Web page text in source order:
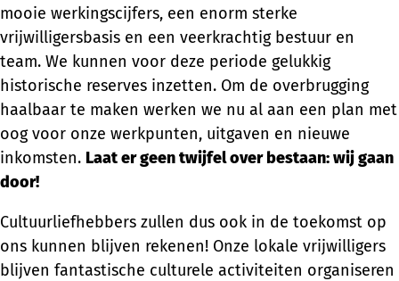
mooie werkingscijfers, een enorm sterke
vrijwilligersbasis en een veerkrachtig bestuur en
team. We kunnen voor deze periode gelukkig
historische reserves inzetten. Om de overbrugging
haalbaar te maken werken we nu al aan een plan met
oog voor onze werkpunten, uitgaven en nieuwe
inkomsten. Laat er geen twijfel over bestaan: wij gaan
door!
Cultuurliefhebbers zullen dus ook in de toekomst op
ons kunnen blijven rekenen! Onze lokale vrijwilligers
blijven fantastische culturele activiteiten organiseren